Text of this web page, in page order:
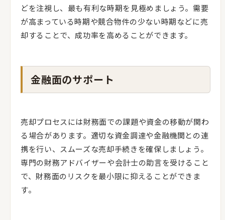
どを注視し、最も有利な時期を見極めましょう。需要
が高まっている時期や競合物件の少ない時期などに売
却することで、成功率を高めることができます。
金融面のサポート
売却プロセスには財務面での課題や資金の移動が関わ
る場合があります。適切な資金調達や金融機関との連
携を行い、スムーズな売却手続きを確保しましょう。
専門の財務アドバイザーや会計士の助言を受けること
で、財務面のリスクを最小限に抑えることができま
す。